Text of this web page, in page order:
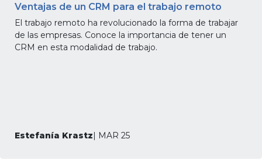
Ventajas de un CRM para el trabajo remoto
El trabajo remoto ha revolucionado la forma de trabajar
de las empresas. Conoce la importancia de tener un
CRM en esta modalidad de trabajo.
Estefanía Krastz| MAR 25